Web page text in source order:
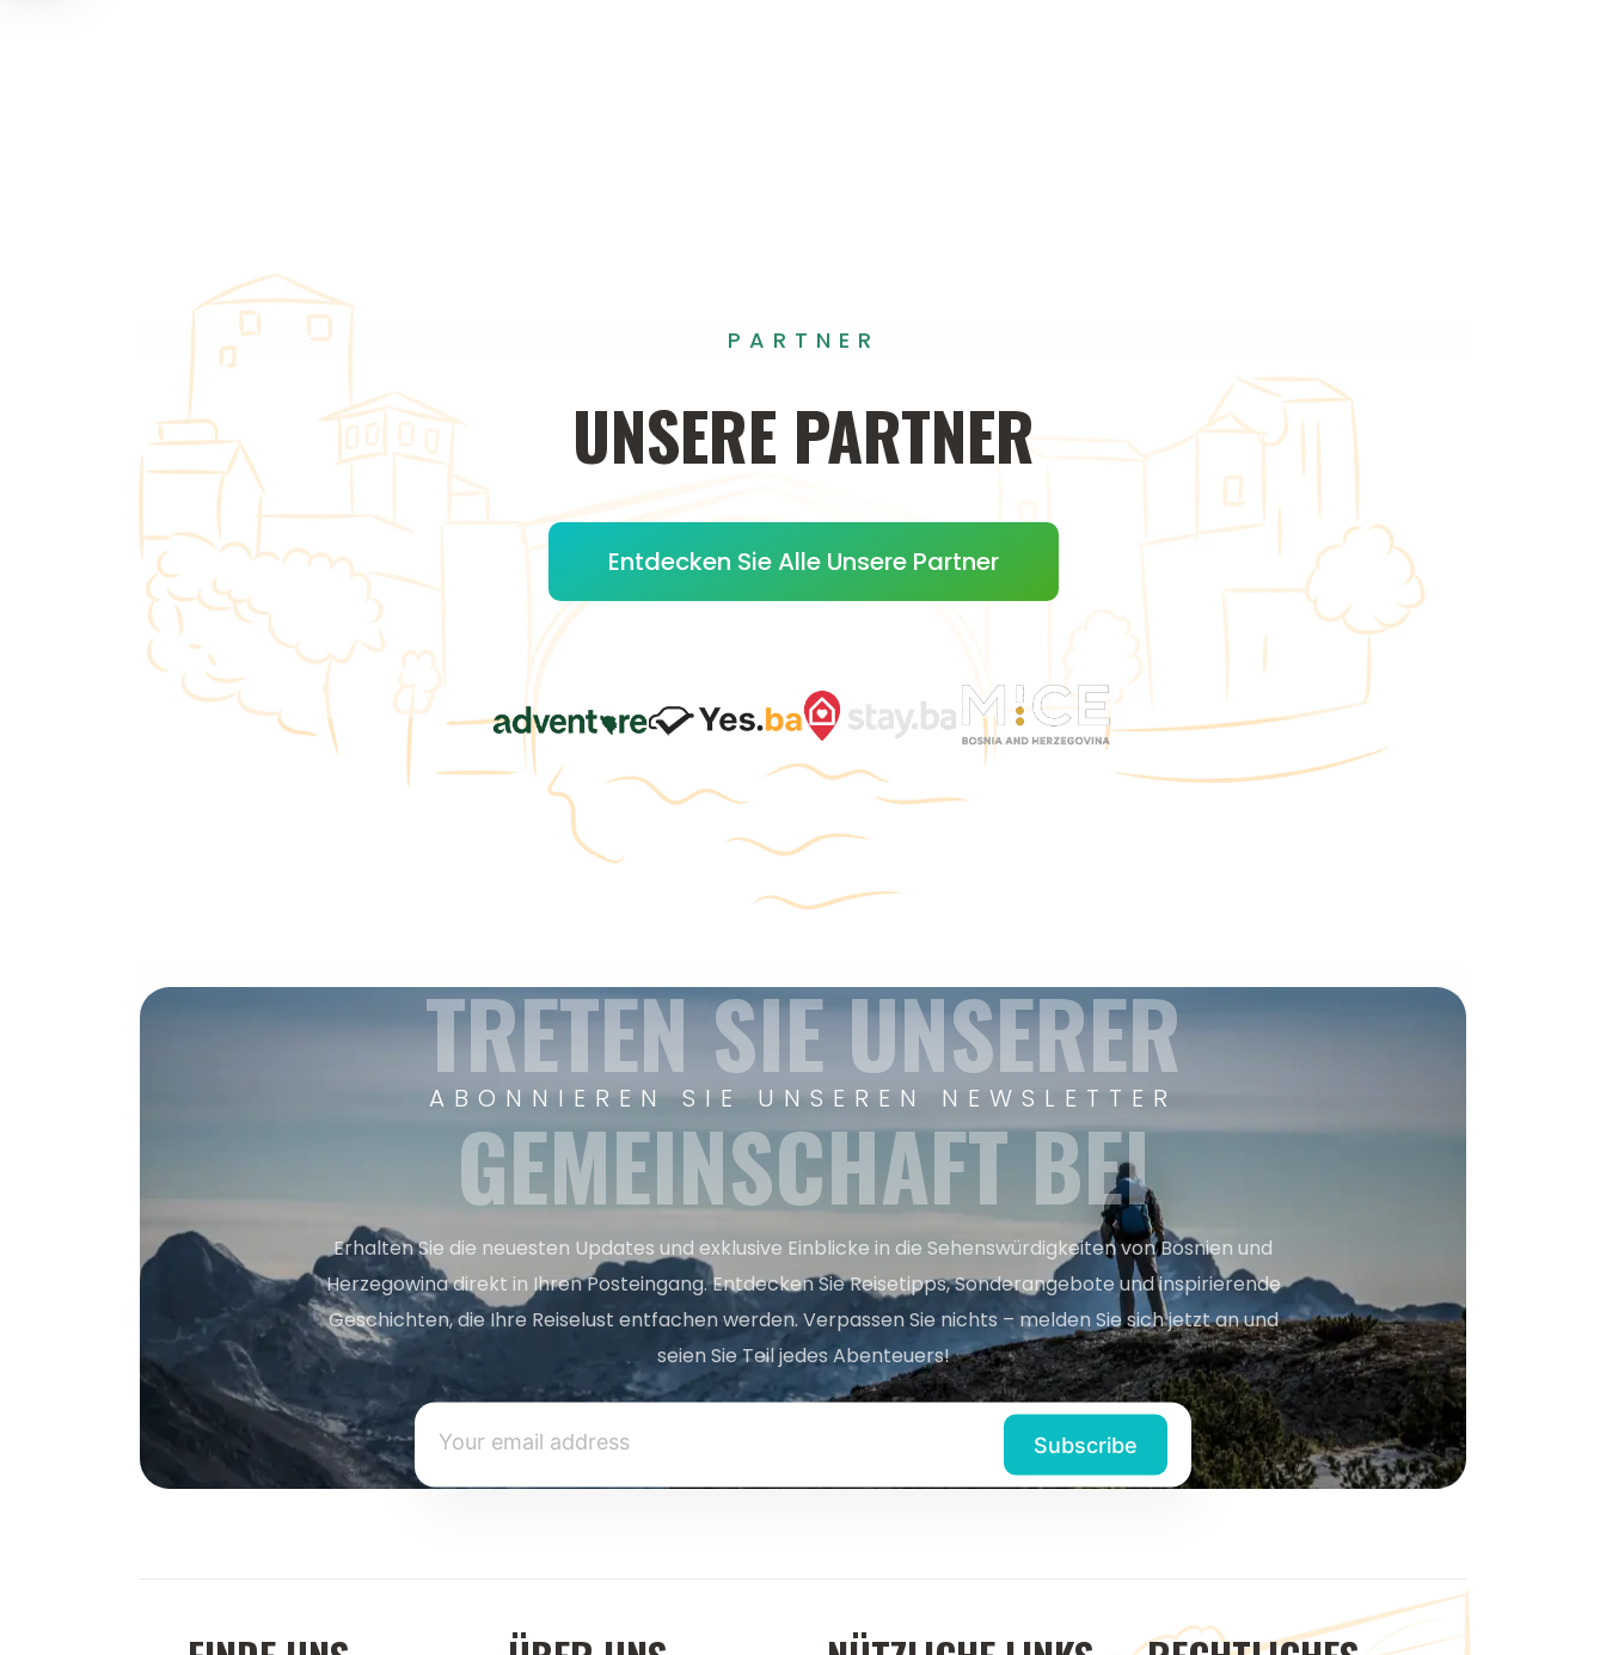
PARTNER
UNSERE PARTNER
Entdecken Sie Alle Unsere Partner
ABONNIEREN SIE UNSEREN NEWSLETTER
TRETEN SIE UNSERER
GEMEINSCHAFT BEI
Erhalten Sie die neuesten Updates und exklusive Einblicke in die Sehenswürdigkeiten von Bosnien und
Herzegowina direkt in Ihren Posteingang. Entdecken Sie Reisetipps, Sonderangebote und inspirierende
Geschichten, die Ihre Reiselust entfachen werden. Verpassen Sie nichts – melden Sie sich jetzt an und
seien Sie Teil jedes Abenteuers!